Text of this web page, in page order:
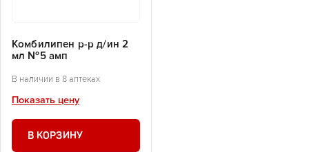
Комбилипен р-р д/ин 2
мл №5 амп
В наличии в 8 аптеках
Показать цену
В КОРЗИНУ